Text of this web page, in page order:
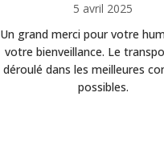
5 avril 2025
Un grand merci pour votre
votre bienveillance. Le
déroulé dans les meilleures
possibles.